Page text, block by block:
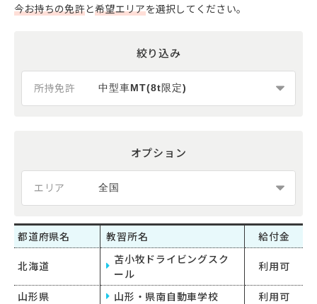
今お持ちの免許と希望エリアを選択してください。
絞り込み
所持免許
オプション
エリア
都道府県名 教習所名 給付金
北海道
苫小牧ドライビングスク
ール
利用可
山形県 山形・県南自動車学校
利用可